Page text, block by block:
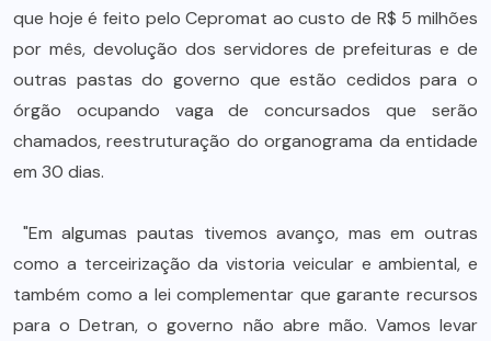
que hoje é feito pelo Cepromat ao custo de R$ 5 milhões
por mês, devolução dos servidores de prefeituras e de
outras pastas do governo que estão cedidos para o
órgão ocupando vaga de concursados que serão
chamados, reestruturação do organograma da entidade
em 30 dias.
"Em algumas pautas tivemos avanço, mas em outras
como a terceirização da vistoria veicular e ambiental, e
também como a lei complementar que garante recursos
para o Detran, o governo não abre mão. Vamos levar